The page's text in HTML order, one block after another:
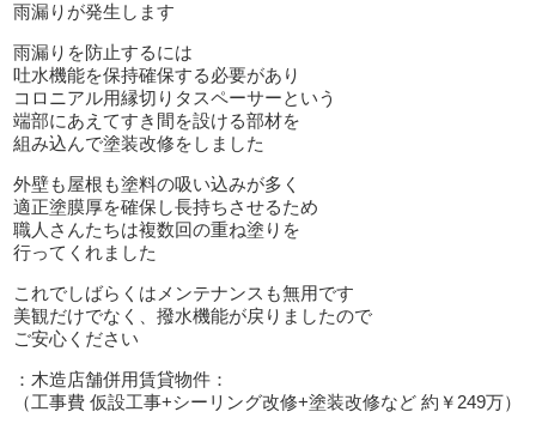
雨漏りが発生します
雨漏りを防止するには
吐水機能を保持確保する必要があり
コロニアル用縁切りタスペーサーという
端部にあえてすき間を設ける部材を
組み込んで塗装改修をしました
外壁も屋根も塗料の吸い込みが多く
適正塗膜厚を確保し長持ちさせるため
職人さんたちは複数回の重ね塗りを
行ってくれました
これでしばらくはメンテナンスも無用です
美観だけでなく、撥水機能が戻りましたので
ご安心ください
：木造店舗併用賃貸物件：
（工事費 仮設工事+シーリング改修+塗装改修など 約￥249万）